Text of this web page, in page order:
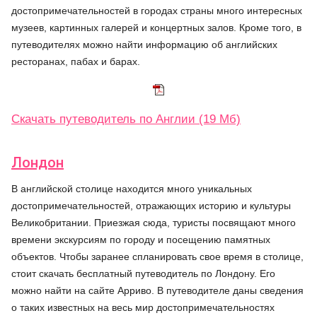
достопримечательностей в городах страны много интересных
музеев, картинных галерей и концертных залов. Кроме того, в
путеводителях можно найти информацию об английских
ресторанах, пабах и барах.
Скачать путеводитель по Англии (19 Мб)
Лондон
В английской столице находится много уникальных
достопримечательностей, отражающих историю и культуры
Великобритании. Приезжая сюда, туристы посвящают много
времени экскурсиям по городу и посещению памятных
объектов. Чтобы заранее спланировать свое время в столице,
стоит скачать бесплатный путеводитель по Лондону. Его
можно найти на сайте Арриво. В путеводителе даны сведения
о таких известных на весь мир достопримечательностях